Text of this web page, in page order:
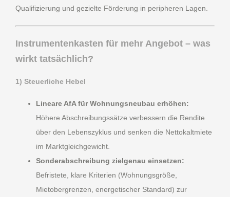
Qualifizierung und gezielte Förderung in peripheren Lagen.
Instrumentenkasten für mehr Angebot – was
wirkt tatsächlich?
1) Steuerliche Hebel
Lineare AfA für Wohnungsneubau erhöhen:
Höhere Abschreibungssätze verbessern die Rendite
über den Lebenszyklus und senken die Nettokaltmiete
im Marktgleichgewicht.
Sonderabschreibung zielgenau einsetzen:
Befristete, klare Kriterien (Wohnungsgröße,
Mietobergrenzen, energetischer Standard) zur